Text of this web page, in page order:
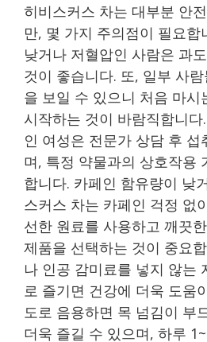
히비스커스 차는 대부분 안
만, 몇 가지 주의점이 필요합
낮거나 저혈압인 사람은 과
것이 좋습니다. 또, 일부 사
을 보일 수 있으니 처음 마시
시작하는 것이 바람직합니
인 여성은 전문가 상담 후
며, 특정 약물과의 상호작용
합니다. 카페인 함유량이 낮
스커스 차는 카페인 걱정 없
선한 원료를 사용하고 깨끗
제품을 선택하는 것이 중요
나 인공 감미료를 넣지 않는
로 즐기면 건강에 더욱 도움
도로 음용하면 목 넘김이 부
더욱 즐길 수 있으며, 하루